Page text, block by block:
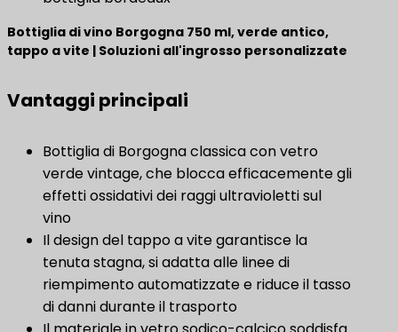
Bottiglia di vino Borgogna 750 ml, verde antico,
tappo a vite | Soluzioni all'ingrosso personalizzate
Vantaggi principali
Bottiglia di Borgogna classica con vetro
verde vintage, che blocca efficacemente gli
effetti ossidativi dei raggi ultravioletti sul
vino
Il design del tappo a vite garantisce la
tenuta stagna, si adatta alle linee di
riempimento automatizzate e riduce il tasso
di danni durante il trasporto